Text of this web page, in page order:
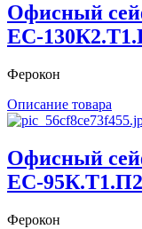
Офисный
ЕС-
Ферокон
Описание товара
Офисный
ЕС-
Ферокон